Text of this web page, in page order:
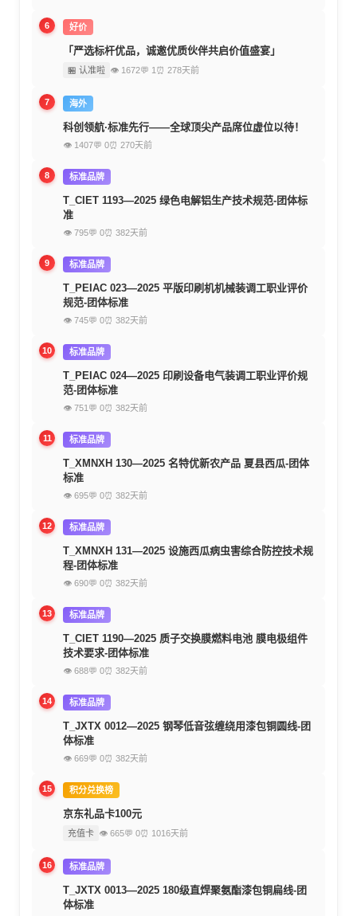
6 好价
「严选标杆优品，诚邀优质伙伴共启价值盛宴」
🏪 认准啦 👁 1672💬 1 ⏰ 278天前
7 海外
科创领航·标准先行——全球顶尖产品席位虚位以待！
👁 1407💬 0⏰ 270天前
8 标准品牌
T_CIET 1193—2025 绿色电解铝生产技术规范-团体标
准
👁 795💬 0⏰ 382天前
9 标准品牌
T_PEIAC 023—2025 平版印刷机机械装调工职业评价
规范-团体标准
👁 745💬 0⏰ 382天前
10 标准品牌
T_PEIAC 024—2025 印刷设备电气装调工职业评价规
范-团体标准
👁 751 💬 0⏰ 382天前
11 标准品牌
T_XMNXH 130—2025 名特优新农产品 夏县西瓜-团体
标准
👁 695💬 0⏰ 382天前
12 标准品牌
T_XMNXH 131—2025 设施西瓜病虫害综合防控技术规
程-团体标准
👁 690💬 0⏰ 382天前
13 标准品牌
T_CIET 1190—2025 质子交换膜燃料电池 膜电极组件
技术要求-团体标准
👁 688💬 0⏰ 382天前
14 标准品牌
T_JXTX 0012—2025 钢琴低音弦缠绕用漆包铜圆线-团
体标准
👁 669💬 0⏰ 382天前
15 积分兑换榜
京东礼品卡100元
充值卡 👁 665💬 0⏰ 1016天前
16 标准品牌
T_JXTX 0013—2025 180级直焊聚氨酯漆包铜扁线-团
体标准